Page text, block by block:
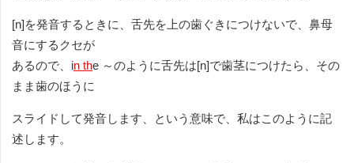
[n]を発音するときに、舌先を上の歯ぐきにつけないで、鼻母
音にするクセが
あるので、in the ～のように舌先は[n]で歯茎につけたら、その
まま歯のほうに
スライドして発音します、という意味で、私はこのように記
述します。